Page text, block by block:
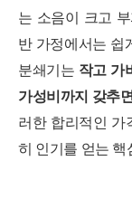
는 소음이 크고
반 가정에서는 쉽
분쇄기는 작고 가
가성비까지 갖추
러한 합리적인 가
히 인기를 얻는 핵